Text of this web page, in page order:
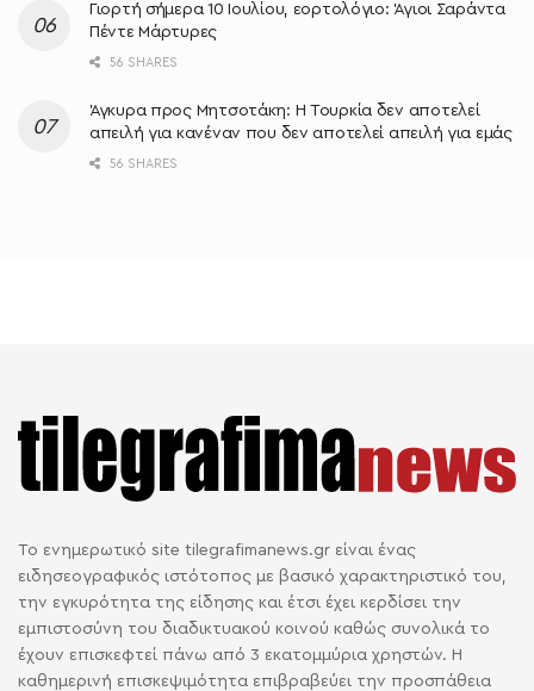
Γιορτή σήμερα 10 Ιουλίου, εορτολόγιο: Άγιοι Σαράντα
Πέντε Μάρτυρες
56 SHARES
Άγκυρα προς Μητσοτάκη: Η Τουρκία δεν αποτελεί
απειλή για κανέναν που δεν αποτελεί απειλή για εμάς
56 SHARES
Το ενημερωτικό site tilegrafimanews.gr είναι ένας
ειδησεογραφικός ιστότοπος με βασικό χαρακτηριστικό του,
την εγκυρότητα της είδησης και έτσι έχει κερδίσει την
εμπιστοσύνη του διαδικτυακού κοινού καθώς συνολικά το
έχουν επισκεφτεί πάνω από 3 εκατομμύρια χρηστών. Η
καθημερινή επισκεψιμότητα επιβραβεύει την προσπάθεια